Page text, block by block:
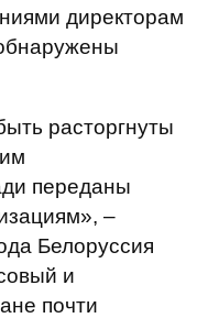
директорам
расторгнуты
переданы
–
Белоруссия
и
почти